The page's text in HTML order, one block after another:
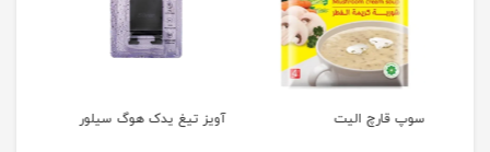
سوپ قارچ الیت آویز تیغ یدک هوگ سیلور